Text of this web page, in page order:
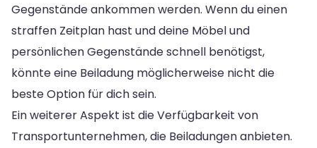
Gegenstände ankommen werden. Wenn du einen
straffen Zeitplan hast und deine Möbel und
persönlichen Gegenstände schnell benötigst,
könnte eine Beiladung möglicherweise nicht die
beste Option für dich sein.
Ein weiterer Aspekt ist die Verfügbarkeit von
Transportunternehmen, die Beiladungen anbieten.